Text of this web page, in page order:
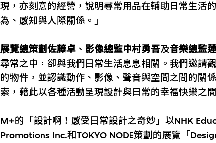
現，亦刻意的經營，說明尋常用品在輔助日常生活
為、感知與人際關係。」
展覽總策劃佐藤卓 、 影像總監中村勇吾及音樂總監
尋常之中，卻與我們日常生活息息相關。我們邀請
的物件，並認識動作、影像、聲音與空間之間的關
索，藉此以各種活動呈現設計與日常的幸福快樂之
M+的「設計啊！感受日常設計之奇妙」以NHK
Promotions Inc.和TOKYO NODE策劃的展覽「